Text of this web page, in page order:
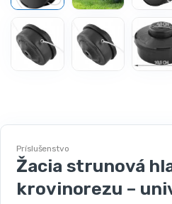
Príslušenstvo
Žacia strunová
krovinorezu –